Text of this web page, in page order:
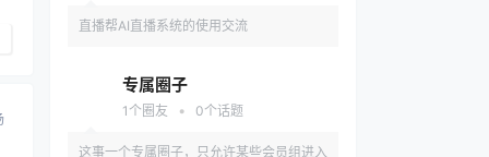
直播帮AI直播系统的使用交流
专属圈子
1 个圈友 • 0个话题
这事一个专属圈子，只允许某些会员组进入